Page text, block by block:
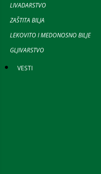
LIVADARSTVO
ZAŠTITA BILJA
LEKOVITO I MEDONOSNO BILJE
GLJIVARSTVO
VESTI